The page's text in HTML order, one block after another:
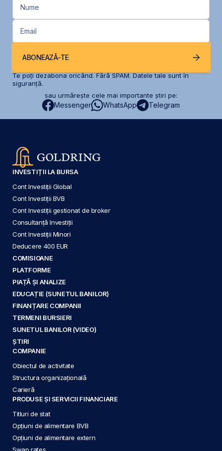
Nume
Email
ABONEAZĂ-TE
Te poți dezabona oricând. Fără SPAM. Datele tale sunt în
siguranță.
sau urmărește cele mai importante știri pe:
Messenger WhatsApp Telegram
INVESTIȚII LA BURSA
Cont Investiții Global
Cont Investiții BVB
Cont Investiții gestionat de broker
Consultanță Investiții
Cont Investiții Minori
Deducere 400 EUR
COMISIOANE
PLATFORME
PIAȚĂ ȘI ANALIZE
EDUCAȚIE (SUNETUL BANILOR)
FINANȚARE COMPANII
TERMENI BURSIERI
SUNETUL BANILOR (VIDEO)
ȘTIRI
COMPANIE
Obiectul de activitate
Structura organizațională
Carieră
PRODUSE ȘI SERVICII FINANCIARE
Titluri de stat
Opțiuni de alimentare BVB
Opțiuni de alimentare extern
Swap rates